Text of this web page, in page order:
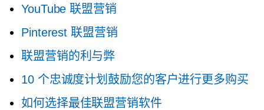
YouTube 联盟营销
Pinterest 联盟营销
联盟营销的利与弊
10 个忠诚度计划鼓励您的客户进行更多购买
如何选择最佳联盟营销软件